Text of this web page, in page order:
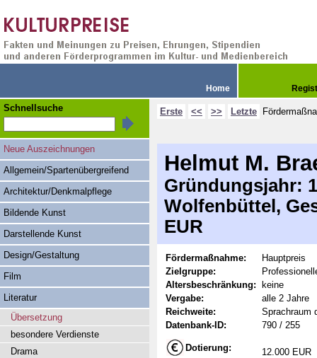
Home
Erste << >> Letzte
Helmut M.
Gründungsjahr:
Wolfenbüttel,
EUR
Fördermaßnahme:
Hauptpreis
Zielgruppe:
Altersbeschränkung:
keine
Vergabe:
alle 2 Jahre
Reichweite:
Sprachraum
Datenbank-ID:
790 / 255
Dotierung: 12.000 EUR
Schnellsuche
Neue Auszeichnungen
Allgemein/Spartenübergreifend
Architektur/Denkmalpflege
Bildende Kunst
Darstellende Kunst
Design/Gestaltung
Film
Literatur
Übersetzung
besondere Verdienste
Drama